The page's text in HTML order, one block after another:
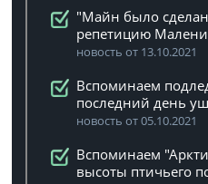
"Майн было
репетицию
новость от 13.10.2021
Вспоминаем
последний день
новость от 05.10.2021
Вспоминаем
высоты птичьего